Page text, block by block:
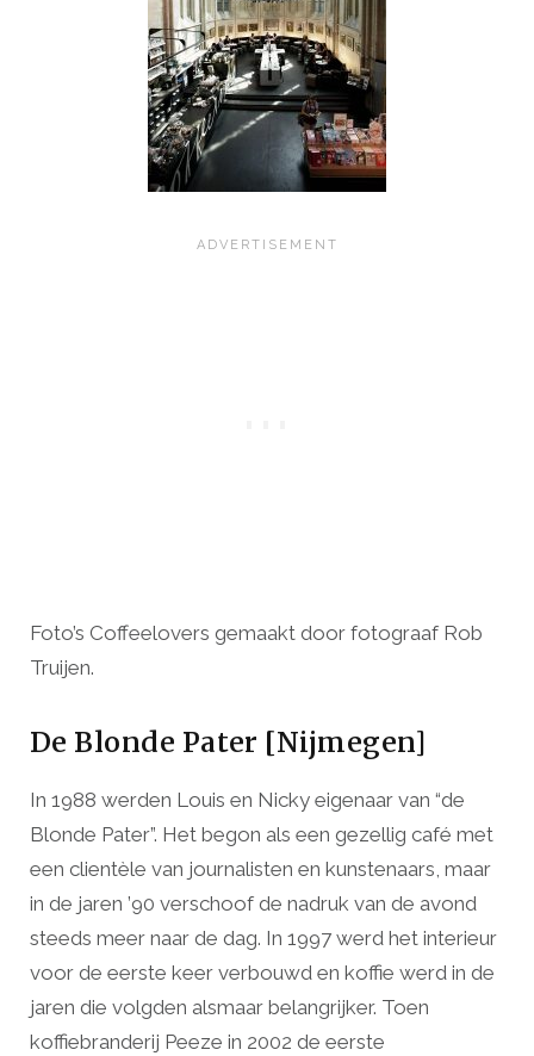
Foto’s Coffeelovers gemaakt door fotograaf Rob
Truijen.
De Blonde Pater [Nijmegen]
In 1988 werden Louis en Nicky eigenaar van “de
Blonde Pater”. Het begon als een gezellig café met
een clientèle van journalisten en kunstenaars, maar
in de jaren ’90 verschoof de nadruk van de avond
steeds meer naar de dag. In 1997 werd het interieur
voor de eerste keer verbouwd en koffie werd in de
jaren die volgden alsmaar belangrijker. Toen
koffiebranderij Peeze in 2002 de eerste